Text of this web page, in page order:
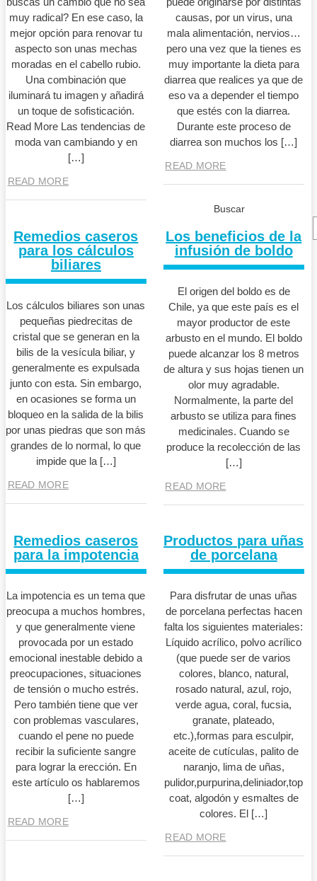
muy radical? En ese caso, la
mejor opción para renovar tu
aspecto son unas mechas
moradas en el cabello rubio.
Una combinación que
iluminará tu imagen y añadirá
un toque de sofisticación.
Read More Las tendencias de
moda van cambiando y en
[…]
READ MORE
causas, por un virus, una
mala alimentación, nervios…
pero una vez que la tienes es
muy importante la dieta para
diarrea que realices ya que de
eso va a depender el tiempo
que estés con la diarrea.
Durante este proceso de
diarrea son muchos los […]
READ MORE
Remedios caseros
para los cálculos
biliares
Los cálculos biliares son unas
pequeñas piedrecitas de
cristal que se generan en la
bilis de la vesícula biliar, y
generalmente es expulsada
junto con esta. Sin embargo,
en ocasiones se forma un
bloqueo en la salida de la bilis
por unas piedras que son más
grandes de lo normal, lo que
impide que la […]
READ MORE
Los beneficios de la
infusión de boldo
El origen del boldo es de
Chile, ya que este país es el
mayor productor de este
arbusto en el mundo. El boldo
puede alcanzar los 8 metros
de altura y sus hojas tienen un
olor muy agradable.
Normalmente, la parte del
arbusto se utiliza para fines
medicinales. Cuando se
produce la recolección de las
[…]
READ MORE
Remedios caseros
para la impotencia
La impotencia es un tema que
preocupa a muchos hombres,
y que generalmente viene
provocada por un estado
emocional inestable debido a
preocupaciones, situaciones
de tensión o mucho estrés.
Pero también tiene que ver
con problemas vasculares,
cuando el pene no puede
recibir la suficiente sangre
para lograr la erección. En
este artículo os hablaremos
[…]
READ MORE
Productos para uñas
de porcelana
Para disfrutar de unas uñas
de porcelana perfectas hacen
falta los siguientes materiales:
Líquido acrílico, polvo acrílico
(que puede ser de varios
colores, blanco, natural,
rosado natural, azul, rojo,
verde agua, coral, fucsia,
granate, plateado,
etc.),formas para esculpir,
aceite de cutículas, palito de
naranjo, lima de uñas,
pulidor,purpurina,deliniador,top
coat, algodón y esmaltes de
colores. El […]
READ MORE
Buscar